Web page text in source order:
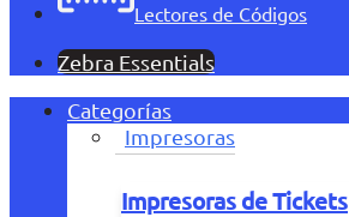
Lectores de Códigos
Zebra Essentials
Categorías
Impresoras
Impresoras de Tickets